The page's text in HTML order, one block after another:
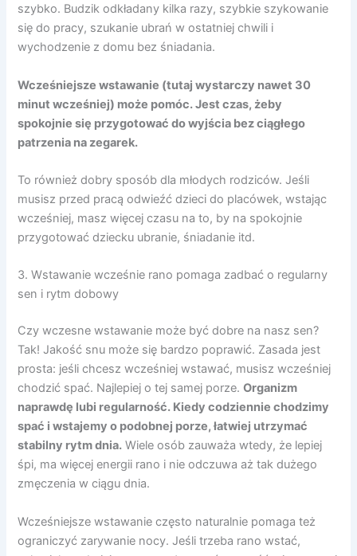
szybko. Budzik odkładany kilka razy, szybkie szykowanie
się do pracy, szukanie ubrań w ostatniej chwili i
wychodzenie z domu bez śniadania.
Wcześniejsze wstawanie (tutaj wystarczy nawet 30
minut wcześniej) może pomóc. Jest czas, żeby
spokojnie się przygotować do wyjścia bez ciągłego
patrzenia na zegarek.
To również dobry sposób dla młodych rodziców. Jeśli
musisz przed pracą odwieźć dzieci do placówek, wstając
wcześniej, masz więcej czasu na to, by na spokojnie
przygotować dziecku ubranie, śniadanie itd.
3. Wstawanie wcześnie rano pomaga zadbać o regularny
sen i rytm dobowy
Czy wczesne wstawanie może być dobre na nasz sen?
Tak! Jakość snu może się bardzo poprawić. Zasada jest
prosta: jeśli chcesz wcześniej wstawać, musisz wcześniej
chodzić spać. Najlepiej o tej samej porze.Organizm
naprawdę lubi regularność. Kiedy codziennie chodzimy
spać i wstajemy o podobnej porze, łatwiej utrzymać
stabilny rytm dnia. Wiele osób zauważa wtedy, że lepiej
śpi, ma więcej energii rano i nie odczuwa aż tak dużego
zmęczenia w ciągu dnia.
Wcześniejsze wstawanie często naturalnie pomaga też
ograniczyć zarywanie nocy. Jeśli trzeba rano wstać,